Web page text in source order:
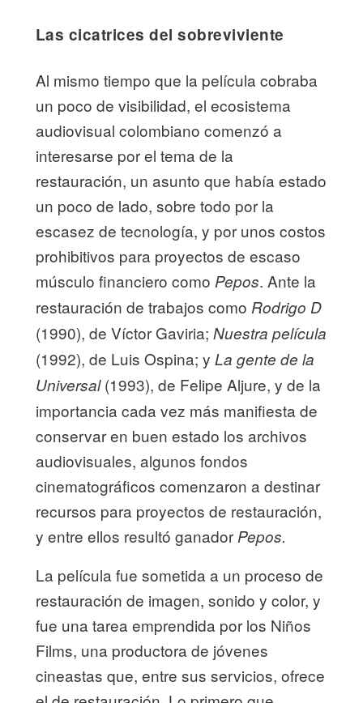
Las cicatrices del sobreviviente
Al mismo tiempo que la película cobraba
un poco de visibilidad, el ecosistema
audiovisual colombiano comenzó a
interesarse por el tema de la
restauración, un asunto que había estado
un poco de lado, sobre todo por la
escasez de tecnología, y por unos costos
prohibitivos para proyectos de escaso
músculo financiero como Pepos. Ante la
restauración de trabajos como Rodrigo D
(1990), de Víctor Gaviria; Nuestra película
(1992), de Luis Ospina; y La gente de la
Universal(1993), de Felipe Aljure, y de la
importancia cada vez más manifiesta de
conservar en buen estado los archivos
audiovisuales, algunos fondos
cinematográficos comenzaron a destinar
recursos para proyectos de restauración,
y entre ellos resultó ganador Pepos.
La película fue sometida a un proceso de
restauración de imagen, sonido y color, y
fue una tarea emprendida por los Niños
Films, una productora de jóvenes
cineastas que, entre sus servicios, ofrece